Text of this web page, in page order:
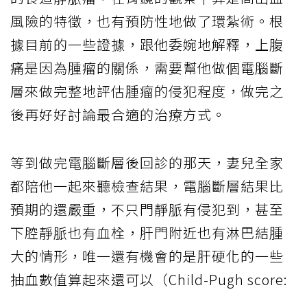
風險的特徵，也有預防性地做了環紮術。根
據目前的一些證據，跟他委婉地解釋，上腹
痛是因為腫瘤的關係，需要幫他做個電腦斷
層來做完整地評估腫瘤的侵犯程度，做完之
後再好好討論最合適的治療方式。
等到做完電腦斷層後回診的那天，妻兒全家
都陪他一起來聽檢查結果，電腦斷層結果比
預期的還嚴重，不只門靜脈有侵犯到，甚至
下腔靜脈也有血栓，肝門附近也有淋巴結腫
大的情形，唯一還有機會的是肝硬化的一些
抽血數值算起來還可以（Child-Pugh score: